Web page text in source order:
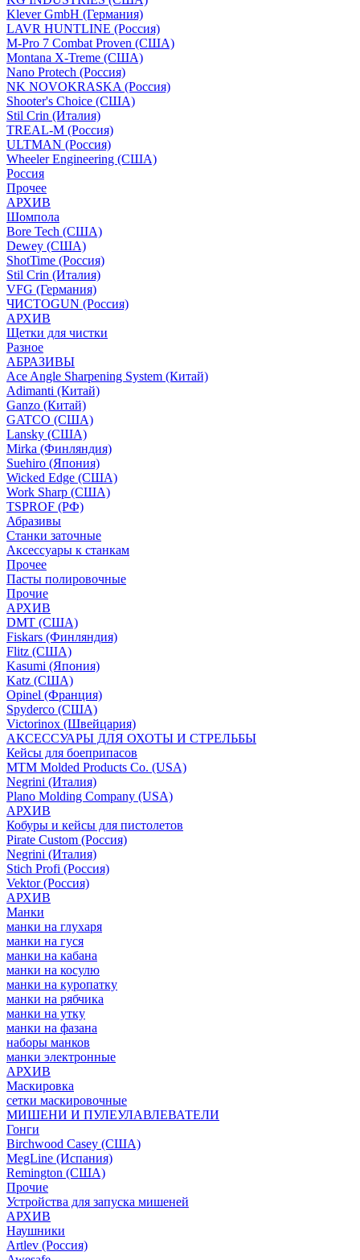
Klever GmbH (Германия)
LAVR HUNTLINE (Россия)
M-Pro 7 Combat Proven (СШA)
Montana X-Treme (США)
Nano Protech (Россия)
NK NOVOKRASKA (Россия)
Shooter's Choice (СШA)
Stil Crin (Италия)
TREAL-M (Россия)
ULTMAN (Россия)
Wheeler Engineering (СШA)
Россия
Прочее
АРХИВ
Шомпола
Bore Tech (США)
Dewey (США)
ShotTime (Россия)
Stil Crin (Италия)
VFG (Германия)
ЧИСТОGUN (Россия)
АРХИВ
Щетки для чистки
Разное
АБРАЗИВЫ
Ace Angle Sharpening System (Китай)
Adimanti (Китай)
Ganzo (Китай)
GATCO (США)
Lansky (США)
Mirka (Финляндия)
Suehiro (Япония)
Wicked Edge (США)
Work Sharp (США)
TSPROF (РФ)
Абразивы
Станки заточные
Аксессуары к станкам
Прочее
Пасты полировочные
Прочие
АРХИВ
DMT (США)
Fiskars (Финляндия)
Flitz (США)
Kasumi (Япония)
Katz (США)
Opinel (Франция)
Spyderco (США)
Victorinox (Швейцария)
АКСЕССУАРЫ ДЛЯ ОХОТЫ И СТРЕЛЬБЫ
Кейсы для боеприпасов
MTM Molded Products Co. (USA)
Negrini (Италия)
Plano Molding Company (USA)
АРХИВ
Кобуры и кейсы для пистолетов
Pirate Custom (Россия)
Negrini (Италия)
Stich Profi (Россия)
Vektor (Россия)
АРХИВ
Манки
манки на глухаря
манки на гуся
манки на кабана
манки на косулю
манки на куропатку
манки на рябчика
манки на утку
манки на фазана
наборы манков
манки электронные
АРХИВ
Маскировка
сетки маскировочные
МИШЕНИ И ПУЛЕУЛАВЛЕВАТЕЛИ
Гонги
Birchwood Casey (США)
MegLine (Испания)
Remington (США)
Прочие
Устройства для запуска мишеней
АРХИВ
Наушники
Artlev (Россия)